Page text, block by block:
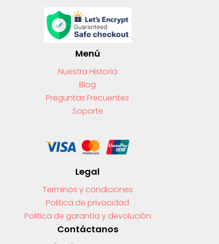
Menú
Nuestra Historia
Blog
Preguntas Frecuentes
Soporte
Legal
Terminos y condiciones
Politica de privacidad
Politica de garantía y devolución
Contáctanos